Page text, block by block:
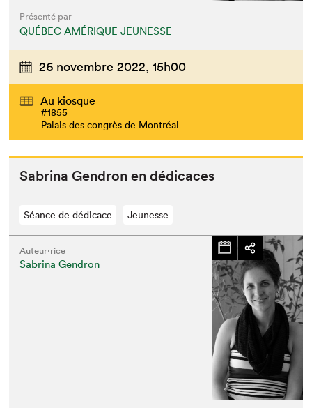
Que cherchez-vous?
Présenté par
QUÉBEC AMÉRIQUE JEUNESSE
26 novembre 2022, 15h00
Au kiosque
#1855
Palais des congrès de Montréal
Sab­ri­na Gen­dron en dédicaces
Séance de dédicace Jeunesse
Auteur·rice
Sabrina Gendron